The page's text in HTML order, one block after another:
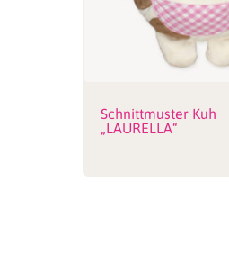
Schnittmuster Kuh
„LAURELLA“